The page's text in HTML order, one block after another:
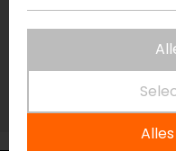
Vestiging Eindhoven